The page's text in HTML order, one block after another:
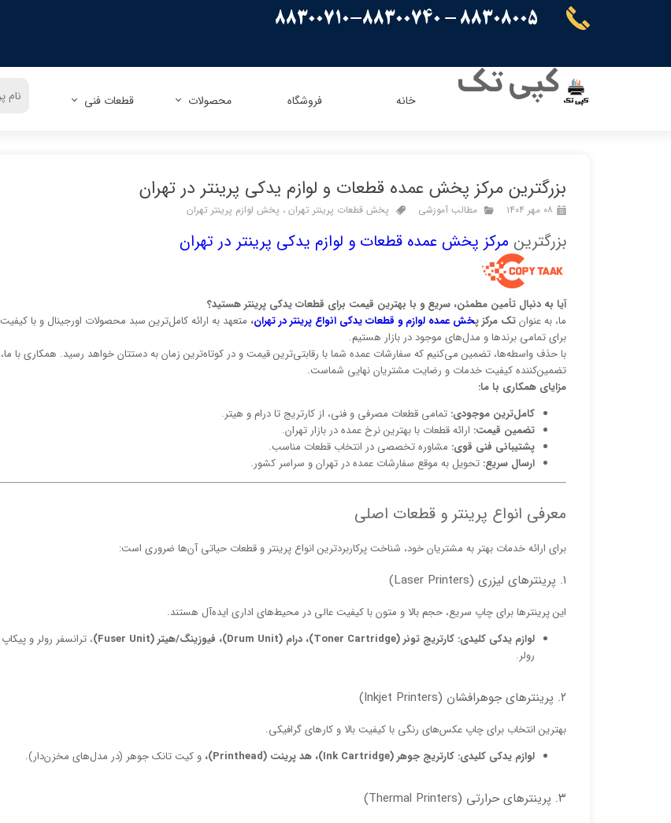
88308005 - 88300710-88300740
کپی تک خانه فروشگاه محصولات
پاناسونیک
کداک
برادر
شارپ
میوا توشیبا
قطعات فنی
برادر
شارپ
توشیبا
سامسونگ
فوجیتسو
لکسمارک
کیوسرا
کونیکا مینولتا
دل
بزرگترین مرکز پخش عمده قطعات و لوازم یدکی پرینتر در تهران
۰۸ مهر ۱۴۰۴ مطالب آموزشی پخش قطعات پرینتر تهران ، پخش لوازم پرینتر تهران
بزرگترین مرکز پخش عمده قطعات و لوازم یدکی پرینتر در تهران
آیا به دنبال تأمین مطمئن، سریع و با بهترین قیمت برای قطعات یدکی پرینتر هستید؟
ما، به عنوانتک مرکز پخش عمده لوازم و قطعات یدکی انواع پرینتر در تهران، متعهد به ارائه کامل‌ترین سبد محصولات اورجینال و با کیفیت
برای تمامی برندها و مدل‌های موجود در بازار هستیم.
با حذف واسطه‌ها، تضمین می‌کنیم که سفارشات عمده شما با رقابتی‌ترین قیمت و در کوتاه‌ترین زمان به دستتان خواهد رسید. همکاری با ما،
تضمین‌کننده کیفیت خدمات و رضایت مشتریان نهایی شماست.
مزایای همکاری با ما:
کامل‌ترین موجودی: تمامی قطعات مصرفی و فنی، از کارتریج تا درام و هیتر.
تضمین قیمت: ارائه قطعات با بهترین نرخ عمده در بازار تهران.
پشتیبانی فنی قوی: مشاوره تخصصی در انتخاب قطعات مناسب.
ارسال سریع: تحویل به موقع سفارشات عمده در تهران و سراسر کشور.
معرفی انواع پرینتر و قطعات اصلی
برای ارائه خدمات بهتر به مشتریان خود، شناخت پرکاربردترین انواع پرینتر و قطعات حیاتی آن‌ها ضروری است:
۱. پرینترهای لیزری (Laser Printers)
این پرینترها برای چاپ سریع، حجم بالا و متون با کیفیت عالی در محیط‌های اداری ایده‌آل هستند.
لوازم یدکی کلیدی: کارتریج تونر (Toner Cartridge)، درام (Drum Unit)، فیوزینگ/هیتر (Fuser Unit)
، ترانسفر رولر و پیکاپ
رولر.
۲. پرینترهای جوهرافشان (Inkjet Printers)
بهترین انتخاب برای چاپ عکس‌های رنگی با کیفیت بالا و کارهای گرافیکی.
لوازم یدکی کلیدی: کارتریج جوهر (Ink Cartridge)، هد پرینت (Printhead)، و کیت تانک جوهر (در مدل‌های مخزن‌دار).
۳. پرینترهای حرارتی (Thermal Printers)